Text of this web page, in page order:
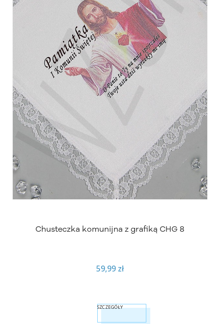
Chusteczka komunijna z grafiką CHG 8
59,99 zł
SZCZEGÓŁY